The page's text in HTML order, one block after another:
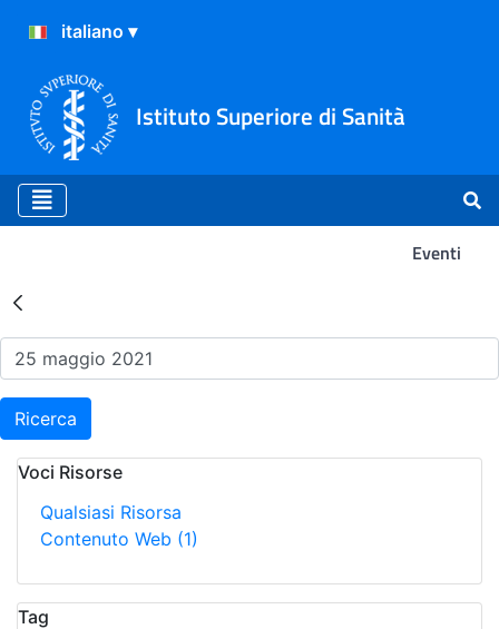
Istituto Superiore di Sanità
Eventi
Risultati della Ricerca -
Ricerca
Voci Risorse
Qualsiasi Risorsa
Contenuto Web (1)
Tag